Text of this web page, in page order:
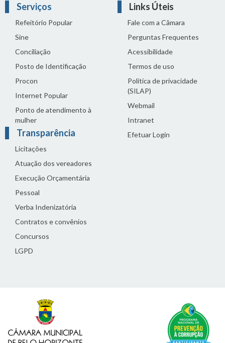
Serviços
Refeitório Popular
Sine
Conciliação
Posto de Identificação
Procon
Internet Popular
Ponto de atendimento à
mulher
Transparência
Licitações
Atuação dos vereadores
Execução Orçamentária
Pessoal
Verba Indenizatória
Contratos e convênios
Concursos
LGPD
Links Úteis
Fale com a Câmara
Perguntas Frequentes
Acessibilidade
Termos de uso
Política de privacidade
(SILAP)
Webmail
Intranet
Efetuar Login